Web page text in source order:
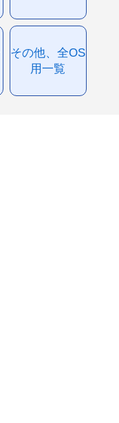
その他、全OS
用一覧